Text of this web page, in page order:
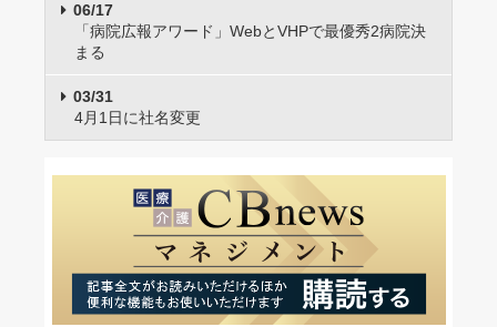
06/17
「病院広報アワード」WebとVHPで最優秀2病院決
まる
03/31
4月1日に社名変更